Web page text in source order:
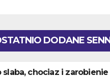
DODANE
slaba, chociaz i zarobienie